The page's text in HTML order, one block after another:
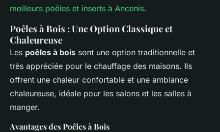
meilleurs poêles et inserts à Ancenis.
Poêles à Bois : Une Option Classique et
Chaleureuse
Les poêles à bois sont une option traditionnelle et
très appréciée pour le chauffage des maisons. Ils
offrent une chaleur confortable et une ambiance
chaleureuse, idéale pour les salons et les salles à
manger.
Avantages des Poêles à Bois